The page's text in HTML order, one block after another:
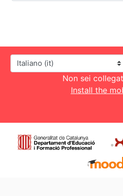
Lingua
Non sei
Install the